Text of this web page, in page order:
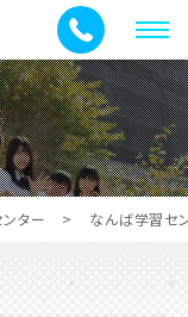
メ
ニ
ュ
ー
ター > なんば学習セ